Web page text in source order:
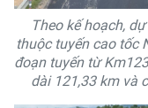
Theo kế hoạch,
thuộc tuyến cao tốc
đoạn tuyến từ
dài 121,33 km và